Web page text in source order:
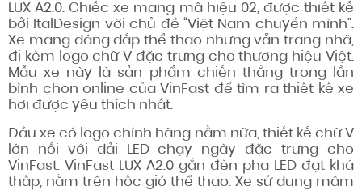
LUX A2.0. Chiếc xe mang mã hiệu 02, được thiết kế
bởi ItalDesign với chủ đề “Việt Nam chuyển mình”.
Xe mang dáng dấp thể thao nhưng vẫn trang nhã,
đi kèm logo chữ V đặc trưng cho thương hiệu Việt.
Mẫu xe này là sản phẩm chiến thắng trong lần
bình chọn online của VinFast để tìm ra thiết kế xe
hơi được yêu thích nhất.
Đầu xe có logo chính hãng nằm nữa, thiết kế chữ V
lớn nối với dải LED chạy ngày đặc trưng cho
VinFast. VinFast LUX A2.0 gắn đèn pha LED đạt khá
thấp, nằm trên hốc gió thể thao. Xe sử dụng mâm